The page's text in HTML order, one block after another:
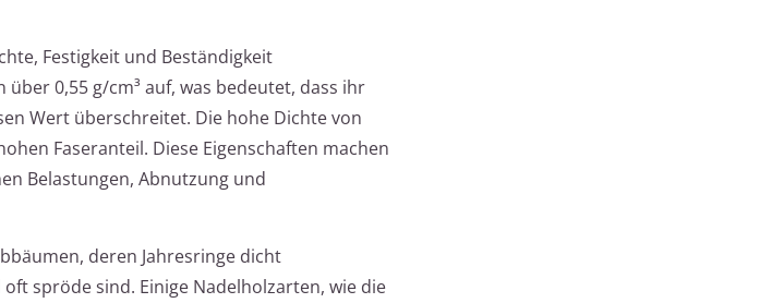
Festigkeit und Beständigkeit
0,55 g/cm³ auf, was bedeutet, dass ihr
Wert überschreitet. Die hohe Dichte von
Faseranteil. Diese Eigenschaften machen
Belastungen, Abnutzung und
deren Jahresringe dicht
spröde sind. Einige Nadelholzarten, wie die